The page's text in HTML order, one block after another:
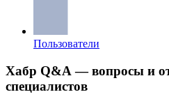
Пользователи
Хабр Q&A — вопросы и
специалистов